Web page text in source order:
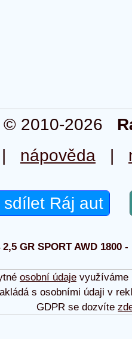
© 2010-2026
nápověda |
sdílet Ráj aut
2,5 GR SPORT AWD 1800
osobní údajevyužíváme
s osobními údaji v
GDPR se dozvíte